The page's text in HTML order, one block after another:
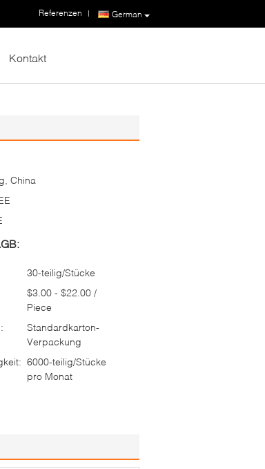
German
Referenzen |
Kontakt
China
30-teilig/Stücke
$3.00 - $22.00 /
Piece
Standardkarton-
Verpackung
6000-teilig/Stücke
pro Monat